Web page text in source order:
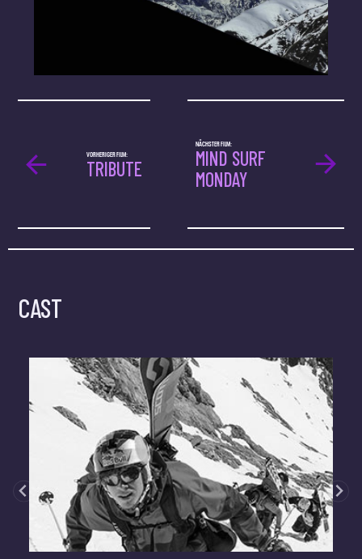
NÄCHSTER FILM:
MIND SURF
MONDAY
VORHERIGER FILM:
TRIBUTE
CAST